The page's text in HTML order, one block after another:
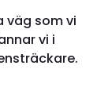
väg som vi
vi i